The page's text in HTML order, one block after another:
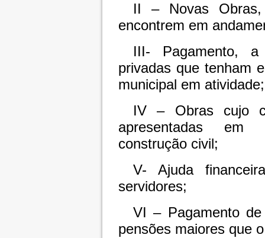
II – Novas
encontrem em
III- Pagamento,
privadas que tenham
municipal em atividade;
IV – Obras cujo
apresentadas em
construção civil;
V- Ajuda
servidores;
VI – Pagamento
pensões maiores que